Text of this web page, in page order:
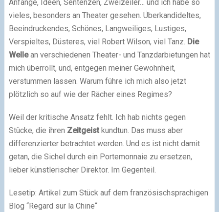
Anfänge, Ideen, Sentenzen, Zweizeiler… und ich habe so
vieles, besonders an Theater gesehen. Überkandideltes,
Beeindruckendes, Schönes, Langweiliges, Lustiges,
Verspieltes, Düsteres, viel Robert Wilson, viel Tanz. Die
Wellean verschiedenen Theater- und Tanzdarbietungen hat
mich überrollt, und, entgegen meiner Gewohnheit,
verstummen lassen. Warum führe ich mich also jetzt
plötzlich so auf wie der Rächer eines Regimes?
Weil der kritische Ansatz fehlt. Ich hab nichts gegen
Stücke, die ihren Zeitgeistkundtun. Das muss aber
differenzierter betrachtet werden. Und es ist nicht damit
getan, die Sichel durch ein Portemonnaie zu ersetzen,
lieber künstlerischer Direktor. Im Gegenteil.
Lesetip: Artikel zum Stück auf dem französischsprachigen
Blog “Regard sur la Chine“